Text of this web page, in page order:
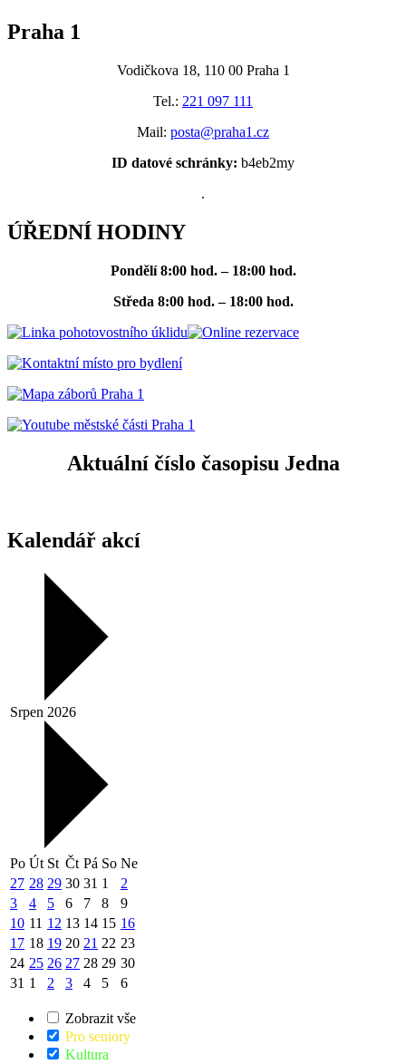
Praha 1
Vodičkova 18, 110 00 Praha 1
Tel.: 221 097 111
Mail: posta@praha1.cz
ID datové schránky: b4eb2my
.
ÚŘEDNÍ HODINY
Pondělí 8:00 hod. – 18:00 hod.
Středa 8:00 hod. – 18:00 hod.
Aktuální číslo časopisu Jedna
Kalendář akcí
Srpen 2026
Po Út St Čt Pá So Ne
27 28 29 30 31 1
2
3
4 5 6 7 8
9
10 11 12 13 14 15 16
17 18 19 20 21 22 23
24 25 26 27 28 29 30
31 1 2 3 4 5 6
Zobrazit vše
Pro seniory
Kultura